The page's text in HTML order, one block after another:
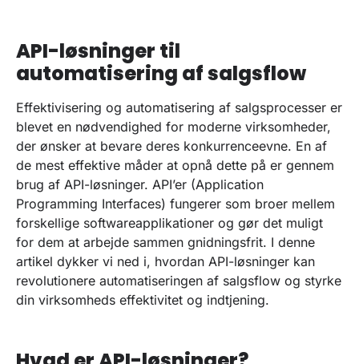
API-løsninger til
automatisering af salgsflow
Effektivisering og automatisering af salgsprocesser er
blevet en nødvendighed for moderne virksomheder,
der ønsker at bevare deres konkurrenceevne. En af
de mest effektive måder at opnå dette på er gennem
brug af API-løsninger. API’er (Application
Programming Interfaces) fungerer som broer mellem
forskellige softwareapplikationer og gør det muligt
for dem at arbejde sammen gnidningsfrit. I denne
artikel dykker vi ned i, hvordan API-løsninger kan
revolutionere automatiseringen af salgsflow og styrke
din virksomheds effektivitet og indtjening.